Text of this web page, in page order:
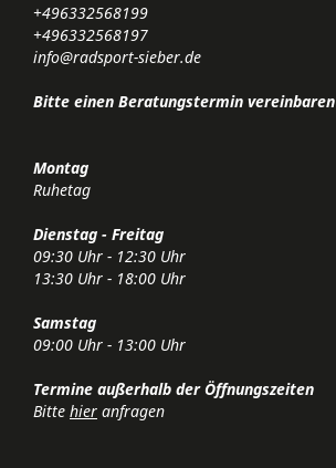
+496332568199
+496332568197
info@radsport-sieber.de
Bitte einen Beratungstermin vereinbaren
Montag
Ruhetag
Dienstag - Freitag
09:30 Uhr - 12:30 Uhr
13:30 Uhr - 18:00 Uhr
Samstag
09:00 Uhr - 13:00 Uhr
Termine außerhalb der Öffnungszeiten
Bitte hier anfragen